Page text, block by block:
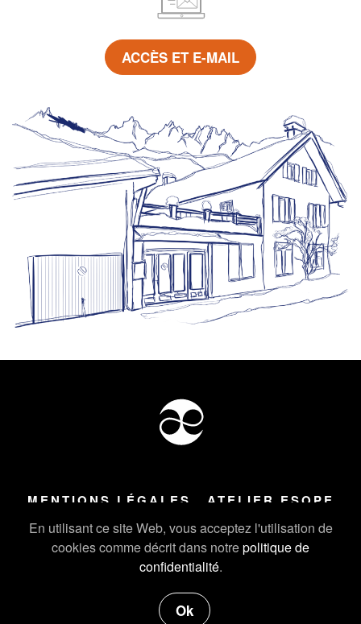
En utilisant ce site Web, vous acceptez l'utilisation de
cookies comme décrit dans notrepolitique de
confidentialité.
Ok
ACCÈS ET E-MAIL
MENTIONS LÉGALES ATELIER ESOPE